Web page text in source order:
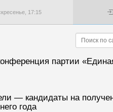
17:15
партии
— кандидаты на
года